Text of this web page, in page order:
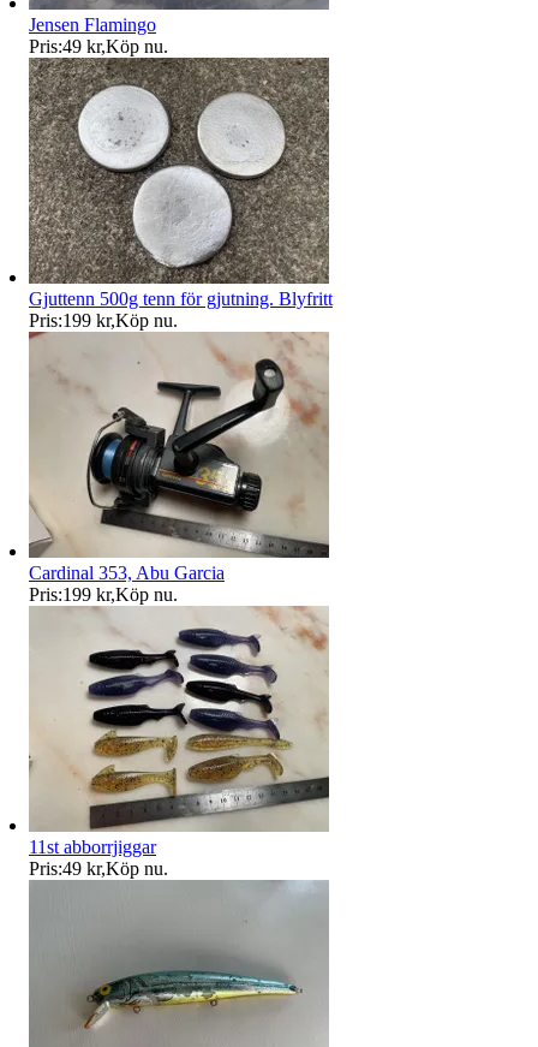
Jensen Flamingo
Pris:49 kr,Köp nu.
Gjuttenn 500g tenn för gjutning. Blyfritt
Pris:199 kr,Köp nu.
Cardinal 353, Abu Garcia
Pris:199 kr,Köp nu.
11st abborrjiggar
Pris:49 kr,Köp nu.